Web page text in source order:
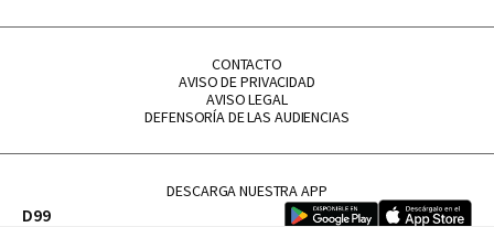
CONTACTO
AVISO DE PRIVACIDAD
AVISO LEGAL
DEFENSORÍA DE LAS AUDIENCIAS
DESCARGA NUESTRA APP
D99